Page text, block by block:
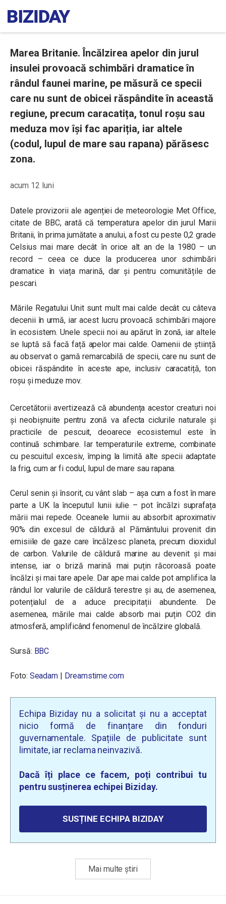
Marea Britanie. Încălzirea apelor din jurul
insulei provoacă schimbări dramatice în
rândul faunei marine, pe măsură ce specii
care nu sunt de obicei răspândite în această
regiune, precum caracatița, tonul roșu sau
meduza mov își fac apariția, iar altele
(codul, lupul de mare sau rapana) părăsesc
zona.
acum 12 luni
Datele provizorii ale agenției de meteorologie Met Office,
citate de BBC, arată că temperatura apelor din jurul Marii
Britanii, în prima jumătate a anului, a fost cu peste 0,2 grade
Celsius mai mare decât în orice alt an de la 1980 – un
record – ceea ce duce la producerea unor schimbări
dramatice în viața marină, dar și pentru comunitățile de
pescari.
Mările Regatului Unit sunt mult mai calde decât cu câteva
decenii în urmă, iar acest lucru provoacă schimbări majore
în ecosistem. Unele specii noi au apărut în zonă, iar altele
se luptă să facă față apelor mai calde. Oamenii de știință
au observat o gamă remarcabilă de specii, care nu sunt de
obicei răspândite în aceste ape, inclusiv caracatiță, ton
roșu și meduze mov.
Cercetătorii avertizează că abundența acestor creaturi noi
și neobișnuite pentru zonă va afecta ciclurile naturale și
practicile de pescuit, deoarece ecosistemul este în
continuă schimbare. Iar temperaturile extreme, combinate
cu pescuitul excesiv, împing la limită alte specii adaptate
la frig, cum ar fi codul, lupul de mare sau rapana.
Cerul senin și însorit, cu vânt slab – așa cum a fost în mare
parte a UK la începutul lunii iulie – pot încălzi suprafața
mării mai repede. Oceanele lumii au absorbit aproximativ
90% din excesul de căldură al Pământului provenit din
emisiile de gaze care încălzesc planeta, precum dioxidul
de carbon. Valurile de căldură marine au devenit și mai
intense, iar o briză marină mai puțin răcoroasă poate
încălzi și mai tare apele. Dar ape mai calde pot amplifica la
rândul lor valurile de căldură terestre și au, de asemenea,
potențialul de a aduce precipitații abundente. De
asemenea, mările mai calde absorb mai puțin CO2 din
atmosferă, amplificând fenomenul de încălzire globală.
Sursă: BBC
Foto: Seadam | Dreamstime.com
Echipa Biziday nu a solicitat și nu a acceptat
nicio formă de finanțare din fonduri
guvernamentale. Spațiile de publicitate sunt
limitate, iar reclama neinvazivă.
Dacă îți place ce facem, poți contribui tu
pentru susținerea echipei Biziday.
SUSȚINE ECHIPA BIZIDAY
Mai multe știri